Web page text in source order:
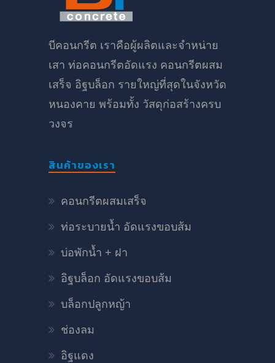
บีคอนกรีต เราคือผู้ผลิตและจำหน่าย
เสา ท่อคอนกรีตอัดแรง คอนกรีตผสม
เสร็จ อิฐบล็อก รายใหญ่ที่สุดในจังหวัด
หนองคาย พร้อมทั้ง วัสดุก่อสร้างครบ
วงจร
สินค้าของเรา
คอนกรีตผสมเสร็จ
ท่อระบายน้ำ อัดแรงขอบส้ม
บ่อพักน้ำ + ฝา
อิฐบล็อก อัดแรงขอบส้ม
บล็อกปลูกหญ้า
ช่องลม
อิฐแดง